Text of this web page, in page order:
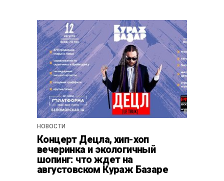
НОВОСТИ
Концерт Децла, хип-хоп
вечеринка и экологичный
шопинг: что ждет на
августовском Кураж Базаре